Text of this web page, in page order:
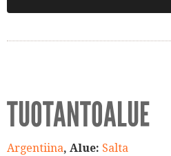
TUOTANTOALUE
Argentiina, Alue: Salta